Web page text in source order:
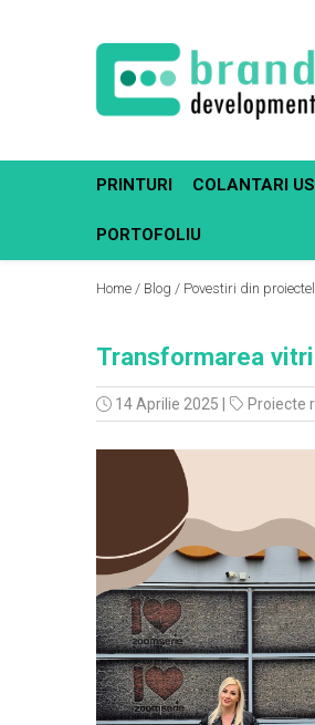
Decor Interior
Fototapet Personalizat
Tablouri CanvasPRINTURI COLANTARI
PORTOFOLIU
Home / Blog / Povestiri din
Transformarea
14 Aprilie 2025 Proiecte